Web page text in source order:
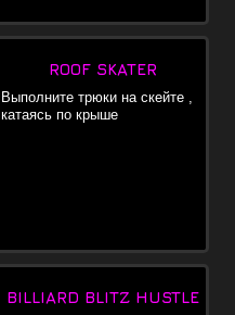
ROOF SKATER
Выполните трюки на скейте ,
катаясь по крыше
BILLIARD BLITZ HUSTLE